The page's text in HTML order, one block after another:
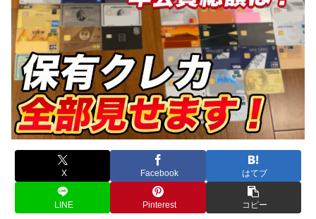
X Facebook はてブ
LINE Pinterest コピー